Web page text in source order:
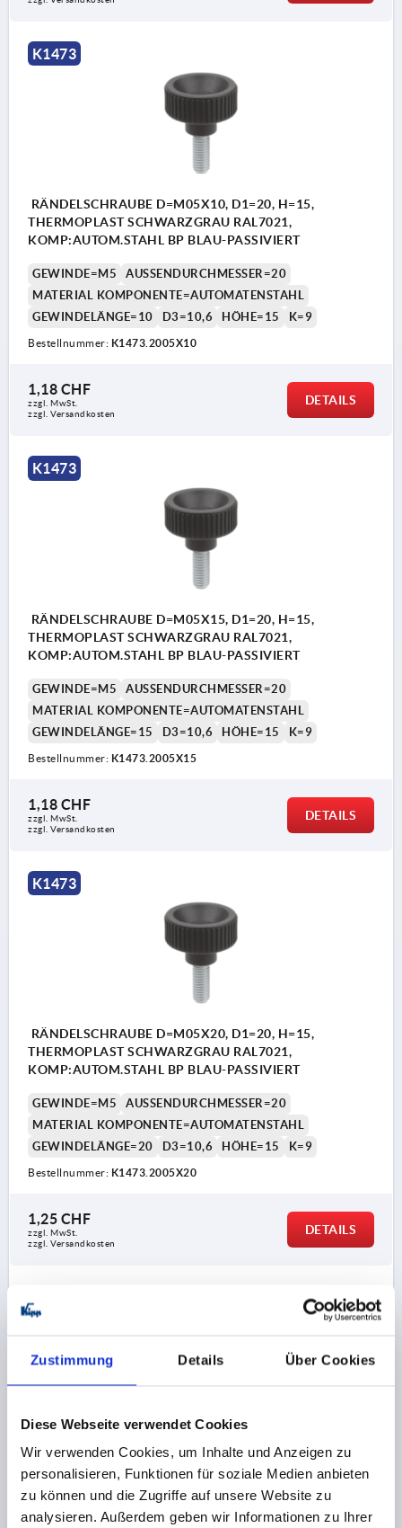
Zustimmung Details Über Cookies
Diese Webseite verwendet Cookies
Wir verwenden Cookies, um Inhalte und Anzeigen zu
personalisieren, Funktionen für soziale Medien anbieten
zu können und die Zugriffe auf unsere Website zu
analysieren. Außerdem geben wir Informationen zu Ihrer
K1473
RÄNDELSCHRAUBE D=M05X10, D1=20, H=15,
THERMOPLAST SCHWARZGRAU RAL7021,
KOMP:AUTOM.STAHL BP BLAU-PASSIVIERT
GEWINDE=M5
AUSSENDURCHMESSER=20
MATERIAL KOMPONENTE=AUTOMATENSTAHL
GEWINDELÄNGE=10
D3=10,6 HÖHE=15 K=9
Bestellnummer: K1473.2005X10
1,18 CHF
zzgl. MwSt.
zzgl. Versandkosten
DETAILS
K1473
RÄNDELSCHRAUBE D=M05X15, D1=20, H=15,
THERMOPLAST SCHWARZGRAU RAL7021,
KOMP:AUTOM.STAHL BP BLAU-PASSIVIERT
GEWINDE=M5
AUSSENDURCHMESSER=20
MATERIAL KOMPONENTE=AUTOMATENSTAHL
GEWINDELÄNGE=15
D3=10,6 HÖHE=15 K=9
Bestellnummer: K1473.2005X15
1,18 CHF
zzgl. MwSt.
zzgl. Versandkosten
DETAILS
K1473
RÄNDELSCHRAUBE D=M05X20, D1=20, H=15,
THERMOPLAST SCHWARZGRAU RAL7021,
KOMP:AUTOM.STAHL BP BLAU-PASSIVIERT
GEWINDE=M5
AUSSENDURCHMESSER=20
MATERIAL KOMPONENTE=AUTOMATENSTAHL
GEWINDELÄNGE=20
D3=10,6 HÖHE=15 K=9
Bestellnummer: K1473.2005X20
1,25 CHF
zzgl. MwSt.
zzgl. Versandkosten
DETAILS
RÄNDELSCHRAUBE D=M06X10, D1=25, H=17,
THERMOPLAST SCHWARZGRAU RAL7021,
KOMP:AUTOM.STAHL BP BLAU-PASSIVIERT
GEWINDE=M6
AUSSENDURCHMESSER=25